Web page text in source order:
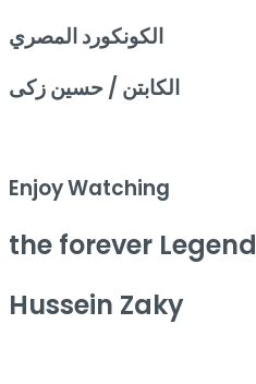
الكونكورد المصري
الكابتن / حسين زكى
Enjoy Watching
the forever Legend
Hussein Zaky